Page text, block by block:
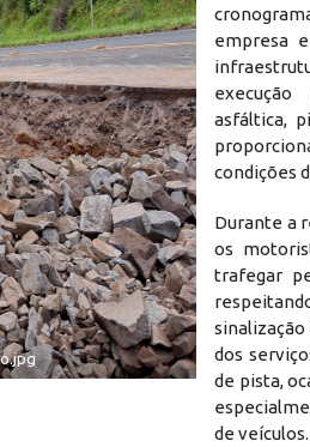
empresa
asfáltica,
condições
Durante a
os
trafegar
sinalização
dos
de pista,
de veículos.